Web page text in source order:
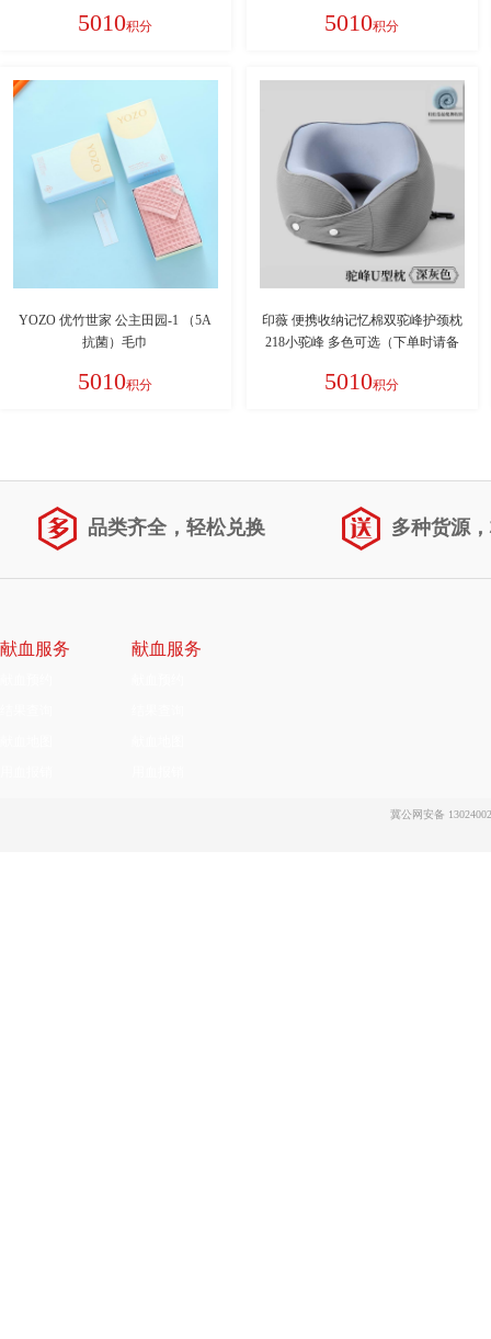
蒙、海南
5010积分
内蒙、海南
5010积分
YOZO 优竹世家 公主田园-1 （5A
抗菌）毛巾
5010积分
印薇 便携收纳记忆棉双驼峰护颈枕
218小驼峰 多色可选（下单时请备
货！）偏远地区不发货：新疆、西
5010积分
品类齐全，轻松兑换 多种货源
献血服务 献血服务
冀公网安备